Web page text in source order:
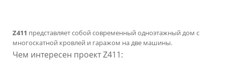
Z411 представляет собой современный одноэтажный дом с
многоскатной кровлей и гаражом на две машины.
Чем интересен проект Z411: